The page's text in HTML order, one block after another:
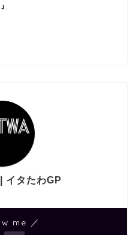
イタたわGP
me ／